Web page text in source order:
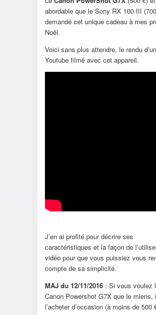
abordable que le Sony RX 100 III
demandé cet unique cadeau à mes
Noël.
Voici sans plus attendre, le rendu
Youtube filmé avec cet appareil.
J’en ai profité pour décrire ses
caractéristiques et la façon de
vidéo pour que vous puissiez vous
compte de sa simplicité.
MAJ du 12/11/2016: Si vous voulez
Canon Powershot G7X que le miens,
l’acheter d’occasion (à moins de 500